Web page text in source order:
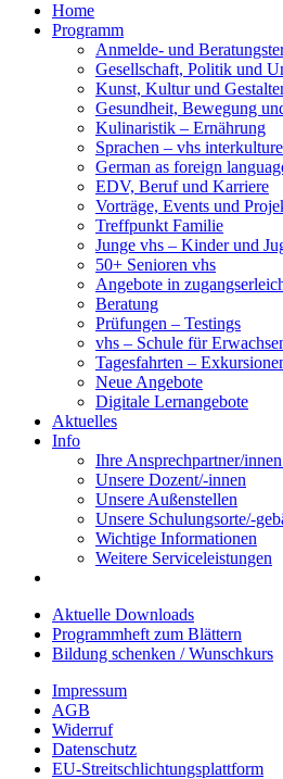
Home
Programm
Anmelde- und
Gesellschaft, Politik und
Kunst, Kultur und
Gesundheit, Bewegung
Kulinaristik – Ernährung
Sprachen – vhs
German as foreign
EDV, Beruf und Karriere
Vorträge, Events und
Treffpunkt Familie
Junge vhs – Kinder und
50+ Senioren vhs
Angebote in
Beratung
Prüfungen – Testings
vhs – Schule für
Tagesfahrten –
Neue Angebote
Digitale Lernangebote
Aktuelles
Info
Ihre Ansprechpartner/
Unsere Dozent/-innen
Unsere Außenstellen
Unsere Schulungsorte/-
Wichtige Informationen
Weitere Serviceleistungen
Aktuelle Downloads
Programmheft zum Blättern
Bildung schenken / Wunschkurs
Impressum
AGB
Widerruf
Datenschutz
EU-Streitschlichtungsplattform